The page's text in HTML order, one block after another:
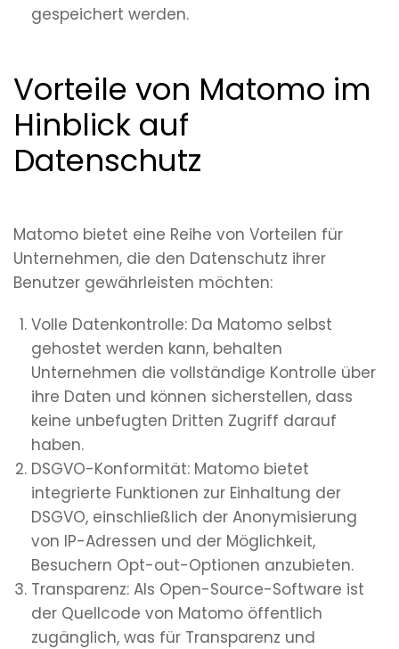
gespeichert werden.
Vorteile von Matomo im
Hinblick auf
Datenschutz
Matomo bietet eine Reihe von Vorteilen für
Unternehmen, die den Datenschutz ihrer
Benutzer gewährleisten möchten:
Volle Datenkontrolle: Da Matomo selbst
gehostet werden kann, behalten
Unternehmen die vollständige Kontrolle über
ihre Daten und können sicherstellen, dass
keine unbefugten Dritten Zugriff darauf
haben.
DSGVO-Konformität: Matomo bietet
integrierte Funktionen zur Einhaltung der
DSGVO, einschließlich der Anonymisierung
von IP-Adressen und der Möglichkeit,
Besuchern Opt-out-Optionen anzubieten.
Transparenz: Als Open-Source-Software ist
der Quellcode von Matomo öffentlich
zugänglich, was für Transparenz und